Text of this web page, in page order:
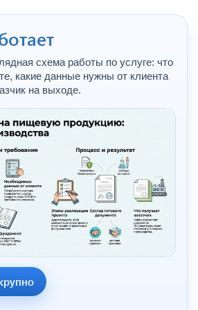
схема работы по услуге: что
какие данные нужны от клиента
на выходе.